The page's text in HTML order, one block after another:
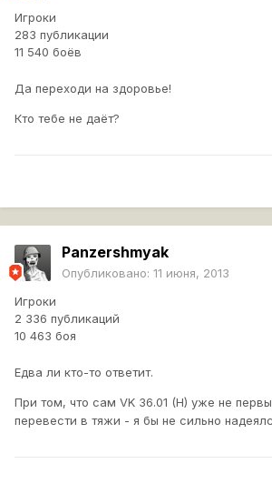
Игроки
283 публикации
11 540 боёв
Да переходи на здоровье!
Кто тебе не даёт?
Panzershmyak
Опубликовано: 11 июня, 2013
Игроки
2 336 публикаций
10 463 боя
Едва ли кто-то ответит.
При том, что сам VK 36.01 (H) уже не
перевести в тяжи - я бы не сильно